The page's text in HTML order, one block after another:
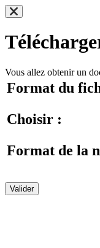
Vous allez obtenir un
Format du
Choisir :
Format de la